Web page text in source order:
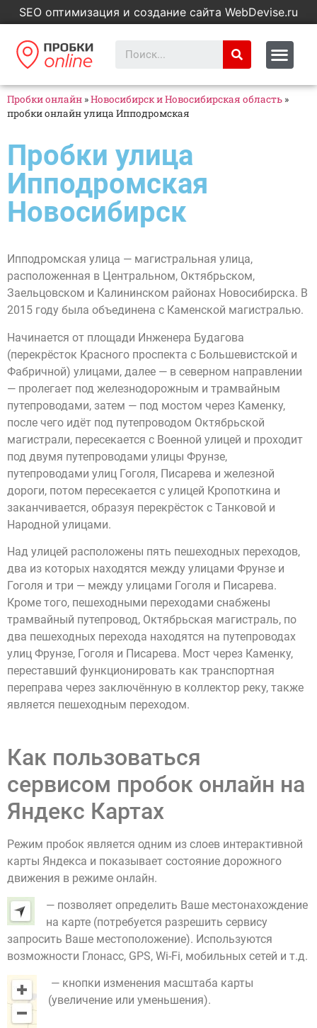
SEO оптимизация и создание сайта WebDevise.ru
Пробки онлайн »Новосибирск и Новосибирская область »
пробки онлайн улица Ипподромская
Пробки улица
Ипподромская
Новосибирск
Ипподромская улица — магистральная улица,
расположенная в Центральном, Октябрьском,
Заельцовском и Калининском районах Новосибирска. В
2015 году была объединена с Каменской магистралью.
Начинается от площади Инженера Будагова
(перекрёсток Красного проспекта с Большевистской и
Фабричной) улицами, далее — в северном направлении
— пролегает под железнодорожным и трамвайным
путепроводами, затем — под мостом через Каменку,
после чего идёт под путепроводом Октябрьской
магистрали, пересекается с Военной улицей и проходит
под двумя путепроводами улицы Фрунзе,
путепроводами улиц Гоголя, Писарева и железной
дороги, потом пересекается с улицей Кропоткина и
заканчивается, образуя перекрёсток с Танковой и
Народной улицами.
Над улицей расположены пять пешеходных переходов,
два из которых находятся между улицами Фрунзе и
Гоголя и три — между улицами Гоголя и Писарева.
Кроме того, пешеходными переходами снабжены
трамвайный путепровод, Октябрьская магистраль, по
два пешеходных перехода находятся на путепроводах
улиц Фрунзе, Гоголя и Писарева. Мост через Каменку,
переставший функционировать как транспортная
переправа через заключённую в коллектор реку, также
является пешеходным переходом.
Как пользоваться
сервисом пробок онлайн на
Яндекс Картах
Режим пробок является одним из слоев интерактивной
карты Яндекса и показывает состояние дорожного
движения в режиме онлайн.
— позволяет определить Ваше местонахождение
на карте (потребуется разрешить сервису
запросить Ваше местоположение). Используются
возможности Глонасс, GPS, Wi-Fi, мобильных сетей и т.д.
— кнопки изменения масштаба карты
(увеличение или уменьшения).